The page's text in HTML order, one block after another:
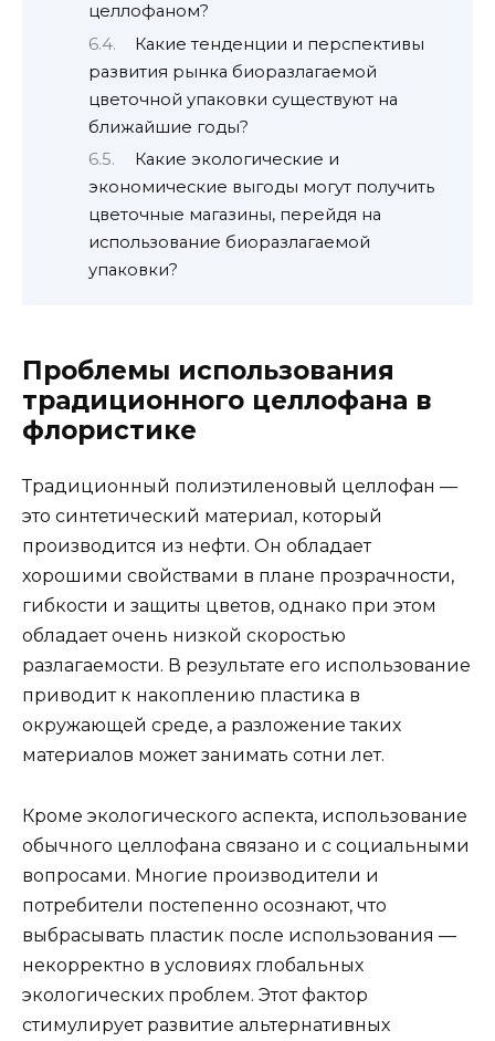
целлофаном?
Какие тенденции и перспективы
развития рынка биоразлагаемой
цветочной упаковки существуют на
ближайшие годы?
Какие экологические и
экономические выгоды могут получить
цветочные магазины, перейдя на
использование биоразлагаемой
упаковки?
Проблемы использования
традиционного целлофана в
флористике
Традиционный полиэтиленовый целлофан —
это синтетический материал, который
производится из нефти. Он обладает
хорошими свойствами в плане прозрачности,
гибкости и защиты цветов, однако при этом
обладает очень низкой скоростью
разлагаемости. В результате его использование
приводит к накоплению пластика в
окружающей среде, а разложение таких
материалов может занимать сотни лет.
Кроме экологического аспекта, использование
обычного целлофана связано и с социальными
вопросами. Многие производители и
потребители постепенно осознают, что
выбрасывать пластик после использования —
некорректно в условиях глобальных
экологических проблем. Этот фактор
стимулирует развитие альтернативных